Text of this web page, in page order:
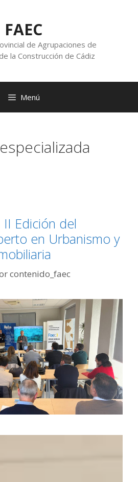
FAEC
de Agrupaciones de
la Construcción de Cádiz
Menú
Edición del
en Urbanismo y
contenido_faec